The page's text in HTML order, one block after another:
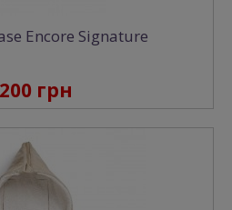
Encore Signature
грн